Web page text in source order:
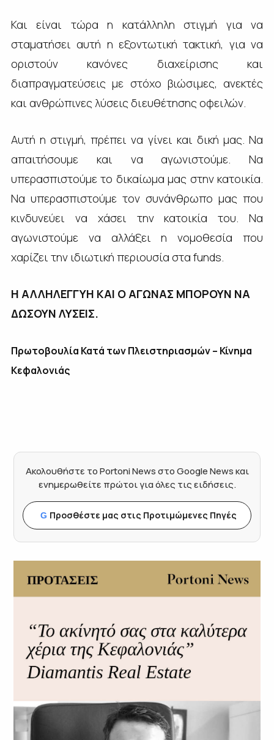
Και είναι τώρα η κατάλληλη στιγμή για να
σταματήσει αυτή η εξοντωτική τακτική, για να
οριστούν κανόνες διαχείρισης και
διαπραγματεύσεις με στόχο βιώσιμες, ανεκτές
και ανθρώπινες λύσεις διευθέτησης οφειλών.
Αυτή η στιγμή, πρέπει να γίνει και δική μας. Να
απαιτήσουμε και να αγωνιστούμε. Να
υπερασπιστούμε το δικαίωμα μας στην κατοικία.
Να υπερασπιστούμε τον συνάνθρωπο μας που
κινδυνεύει να χάσει την κατοικία του. Να
αγωνιστούμε να αλλάξει η νομοθεσία που
χαρίζει την ιδιωτική περιουσία στα funds.
Η ΑΛΛΗΛΕΓΓΥΗ ΚΑΙ Ο ΑΓΩΝΑΣ ΜΠΟΡΟΥΝ ΝΑ
ΔΩΣΟΥΝ ΛΥΣΕΙΣ.
Πρωτοβουλία Κατά των Πλειστηριασμών – Κίνημα
Κεφαλονιάς
Ακολουθήστε το Portoni News στο Google News και
ενημερωθείτε πρώτοι για όλες τις ειδήσεις.
G Προσθέστε μας στις Προτιμώμενες Πηγές